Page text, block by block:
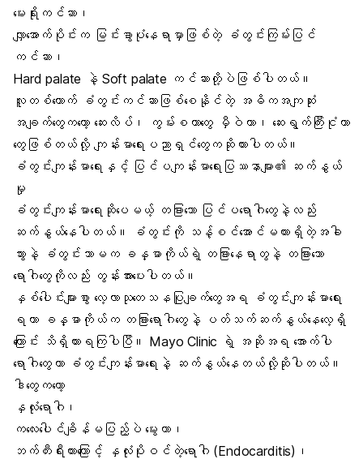
မေးရိုးကင်ဆာ၊
လျှာအောက်ပိုင်းက မြင်းခွာပုံနေရာမှာဖြစ်တဲ့ ခံတွင်းကြမ်းပြင်
ကင်ဆာ၊
Hard palate နဲ့ Soft palate ကင်ဆာတို့ပဲဖြစ်ပါတယ်။
လူတစ်ယောက် ခံတွင်းကင်ဆာဖြစ်စေနိုင်တဲ့ အဓိကအကျဆုံး
အချက်တွေကတော့ ဆေးလိပ်၊ ကွမ်းစတာတွေ မှီဝဲတာ၊ ဆေးရွက်ကြီးငုံတာ
တွေဖြစ်တယ်လို့ ကျန်းမာရေးပညာရှင်တွေကဆိုထားပါတယ်။
ခံတွင်းကျန်းမာရေးနှင့် ပြင်ပကျန်းမာရေးပြဿနာများ၏ ဆက်နွယ်
မှု
ခံတွင်းကျန်းမာရေးဆိုပေမယ့် တခြားသော ပြင်ပရောဂါတွေနဲ့လည်း
ဆက်နွယ်နေပါတယ်။ ခံတွင်းကို သန့်စင်အောင်မထားရှိတဲ့အခါ
သွားနဲ့ ခံတွင်းသာမက ခန္ဓာကိုယ်ရဲ့ တခြားနေရာတွနဲ့ တခြားသော
ရောဂါတွေကိုလည်း တွန်းအားပေးပါတယ်။
နှစ်ပေါင်းများစွာ လေ့လာသုတေသနပြုချက်တွေအရ ခံတွင်းကျန်းမာရေး
ရဟာ ခန္ဓာကိုယ်က တခြားရောဂါတွေနဲ့ ပတ်သက်ဆက်နွယ်နေလေ့ရှိ
ကြောင်း သိရှိထားရကြပါပြီ။ Mayo Clinic ရဲ့ အဆိုအရ အောက်ပါ
ရောဂါတွေဟာ ခံတွင်းကျန်းမာရေးနဲ့ ဆက်နွယ်နေတယ်လို့ဆိုပါတယ်။
ဒါတွေကတော့
နှလုံးရောဂါ၊
ကလေးပေါင်ချိန်မပြည့်ပဲ မွေးတာ၊
ဘက်တီးရီးယားကြောင့် နှလုံးပိုးဝင်တဲ့ရောဂါ (Endocarditis)၊